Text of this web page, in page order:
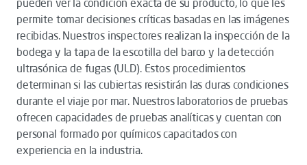
pueden ver la condición exacta de su producto, lo que les
permite tomar decisiones críticas basadas en las imágenes
recibidas. Nuestros inspectores realizan la inspección de la
bodega y la tapa de la escotilla del barco y la detección
ultrasónica de fugas (ULD). Estos procedimientos
determinan si las cubiertas resistirán las duras condiciones
durante el viaje por mar. Nuestros laboratorios de pruebas
ofrecen capacidades de pruebas analíticas y cuentan con
personal formado por químicos capacitados con
experiencia en la industria.